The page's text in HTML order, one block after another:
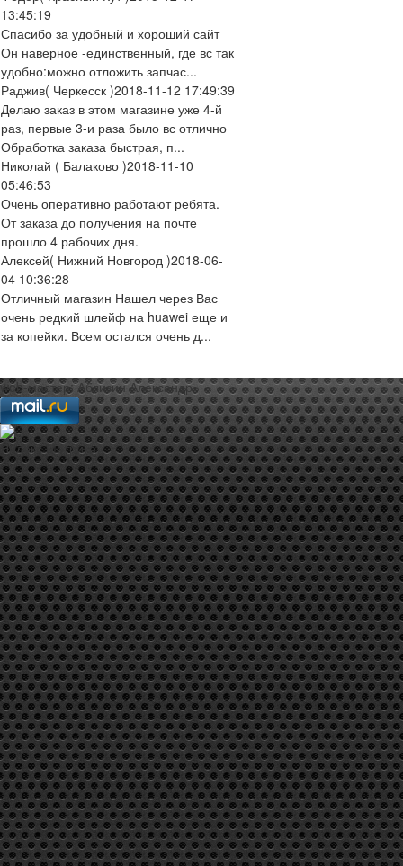
13:45:19
Спасибо за удобный и хороший сайт
Он наверное -единственный, где вс так
удобно:можно отложить запчас...
Раджив( Черкесск )2018-11-12 17:49:39
Делаю заказ в этом магазине уже 4-й
раз, первые 3-и раза было вс отлично
Обработка заказа быстрая, п...
Николай ( Балаково )2018-11-10
05:46:53
Очень оперативно работают ребята.
От заказа до получения на почте
прошло 4 рабочих дня.
Алексей( Нижний Новгород )2018-06-
04 10:36:28
Отличный магазин Нашел через Вас
очень редкий шлейф на huawei еще и
за копейки. Всем остался очень д...
web-мастер:Аблизин Александр